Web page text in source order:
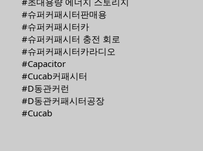
#슈퍼커패시터판매용
#슈퍼커패시터카
#슈퍼커패시터 충전 회로
#슈퍼커패시터카라디오
#Capacitor
#Cucab커패시터
#D동관커런
#D동관커패시터공장
#Cucab